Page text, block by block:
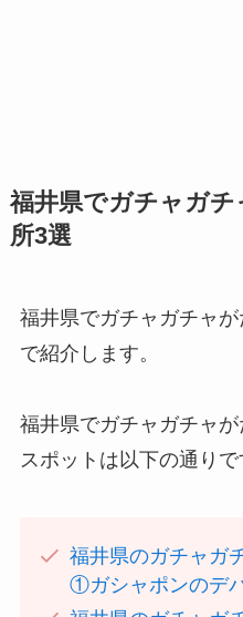
福井県でガチャガ
所3選
福井県でガチャガチャ
で紹介します。
福井県でガチャガチャ
スポットは以下の通りで
福井県のガチャガ
①ガシャポンのデ